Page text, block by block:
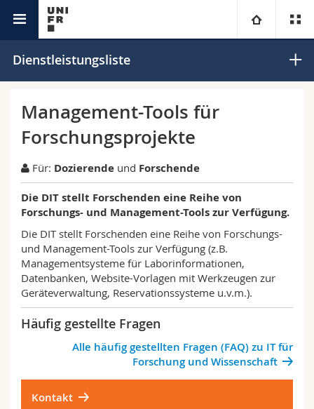
Universität
Campus
Forschung
Universität
Weiterbildung
Theologische Fak.
Rechtswissenschaftliche Fak.
Wirtschafts- und Sozialwissenschaftliche Fak.
Philosophische Fak.
Fak. für Erziehungs- und Bildungswissenschaften
Math.-Nat. und Med. Fak.
Informationen für
Studieninteressierte
Studierende
Medien
Forschende
Mitarbeitende
Ressourcen
Personenverzeichnis
Ortsplan
Bibliotheken
Webmail
Vorlesungsverzeichnis
MyUnifr
Dienstleistungsliste
Management-Tools für
Forschungsprojekte
Für: Dozierende und Forschende
Die DIT stellt Forschenden eine Reihe von
Forschungs- und Management-Tools zur Verfügung.
Die DIT stellt Forschenden eine Reihe von Forschungs-
und Management-Tools zur Verfügung (z.B.
Managementsysteme für Laborinformationen,
Datenbanken, Website-Vorlagen mit Werkzeugen zur
Geräteverwaltung, Reservationssysteme u.v.m.).
Häufig gestellte Fragen
Alle häufig gestellten Fragen (FAQ) zu IT für
Forschung und Wissenschaft
Kontakt